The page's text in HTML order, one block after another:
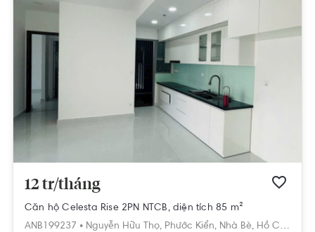
12 tr/tháng
Căn hộ Celesta Rise 2PN NTCB, diện tích 85 m²
ANB199237 • Nguyễn Hữu Thọ, Phước Kiển, Nhà Bè, Hồ Chí Minh